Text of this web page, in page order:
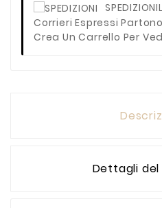
SPEDIZIONI
Corrieri Espressi
Crea Un Carrello Per
Dettagli